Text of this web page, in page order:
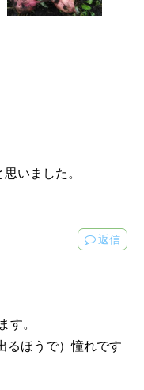
いました。
返信
す。
るほうで）憧れです